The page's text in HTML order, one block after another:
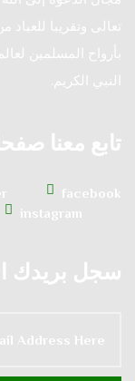
تعالى وتقريبا
بأرواح المسلمين
النبي الكريم.
تابع معنا
facebook
instagram
سجل بريدك